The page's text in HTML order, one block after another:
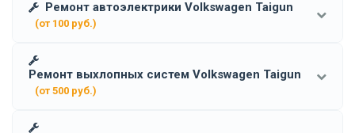
Ремонт автоэлектрики Volkswagen Taigun
(от 100 руб.)
Ремонт выхлопных систем Volkswagen Taigun
(от 500 руб.)